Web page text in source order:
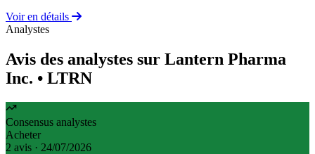
Voir en détails
Analystes
Avis des analystes sur Lantern Pharma
Inc. • LTRN
Consensus analystes
Acheter
2 avis · 24/07/2026